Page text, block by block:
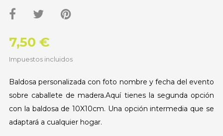
7,50 €
Impuestos incluidos
Baldosa personalizada con foto nombre y fecha del evento
sobre caballete de madera.Aquí tienes la segunda opción
con la baldosa de 10X10cm. Una opción intermedia que se
adaptará a cualquier hogar.